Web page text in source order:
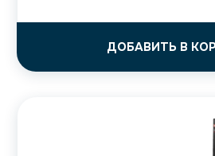
ДОБАВИТЬ В